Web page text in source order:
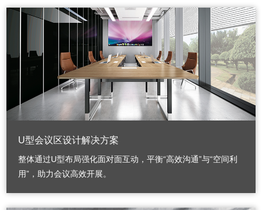
U型会议区设计解决方案
整体通过U型布局强化面对面互动，平衡“高效沟通”与“空间利
用”，助力会议高效开展。